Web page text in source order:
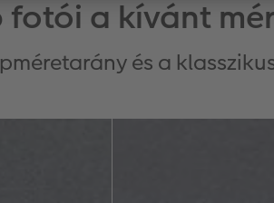
fotói a kívánt
és a